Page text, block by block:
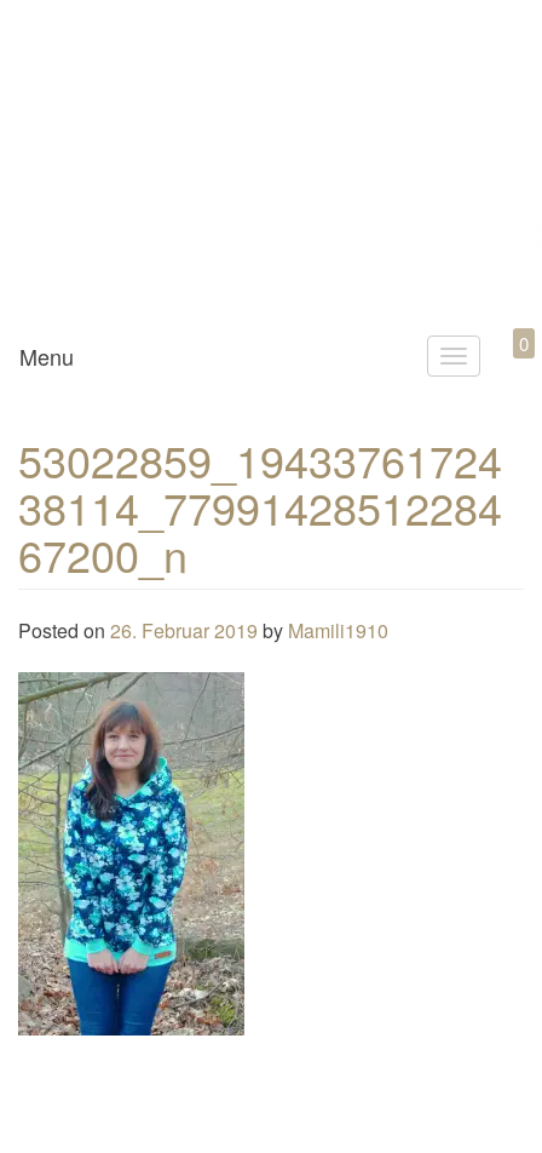
Mamili1910
T
g
l
e
Menu 0
53022859_19433761724
38114_77991428512284
67200_n
Posted on 26. Februar 2019 by Mamili1910